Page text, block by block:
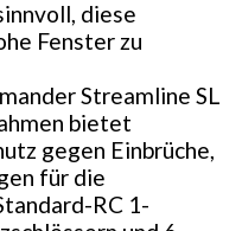
diese
Fenster zu
Streamline SL
bietet
gegen Einbrüche,
für die
RC 1-